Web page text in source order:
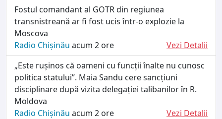
Fostul comandant al GOTR din regiunea
transnistreană ar fi fost ucis într-o explozie la
Moscova
Radio Chișinău acum 2 ore
Vezi Detalii
„Este rușinos că oameni cu funcții înalte nu cunosc
politica statului”. Maia Sandu cere sancțiuni
disciplinare după vizita delegației talibanilor în R.
Moldova
Radio Chișinău acum 2 ore
Vezi Detalii